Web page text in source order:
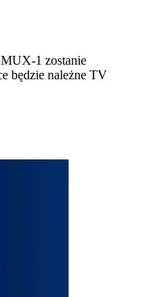
1 zostanie
będzie należne TV